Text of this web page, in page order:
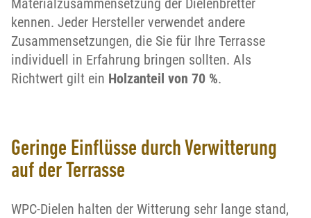
kennen. Jeder Hersteller verwendet andere
Zusammensetzungen, die Sie für Ihre Terrasse
individuell in Erfahrung bringen sollten. Als
Richtwert gilt ein Holzanteil von 70 %.
Geringe Einflüsse durch Verwitterung
auf der Terrasse
WPC-Dielen halten der Witterung sehr lange stand,